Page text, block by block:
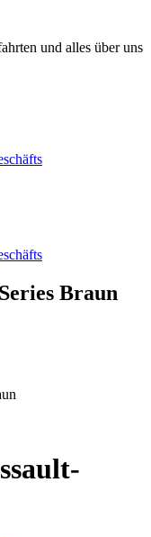
und alles über uns
Braun